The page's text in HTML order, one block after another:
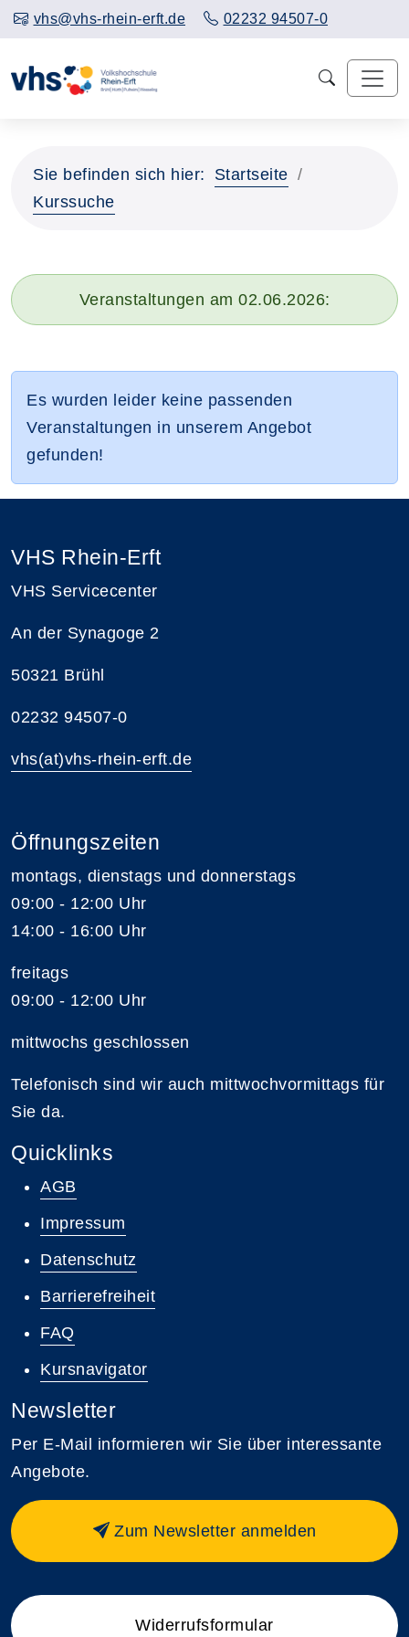
vhs@vhs-rhein-erft.de 02232 94507-0
Sie befinden sich hier:
Startseite
Kurssuche
Veranstaltungen am 02.06.2026:
Es wurden leider keine passenden
Veranstaltungen in unserem Angebot
gefunden!
VHS Rhein-Erft
VHS Servicecenter
An der Synagoge 2
50321 Brühl
02232 94507-0
vhs(at)vhs-rhein-erft.de
Öffnungszeiten
montags, dienstags und donnerstags
09:00 - 12:00 Uhr
14:00 - 16:00 Uhr
freitags
09:00 - 12:00 Uhr
mittwochs geschlossen
Telefonisch sind wir auch mittwochvormittags für
Sie da.
Quicklinks
AGB
Impressum
Datenschutz
Barrierefreiheit
FAQ
Kursnavigator
Newsletter
Per E-Mail informieren wir Sie über interessante
Angebote.
Zum Newsletter anmelden
Widerrufsformular